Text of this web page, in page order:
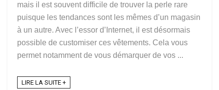
mais il est souvent difficile de trouver la perle rare
puisque les tendances sont les mêmes d’un magasin
à un autre. Avec l’essor d’Internet, il est désormais
possible de customiser ces vêtements. Cela vous
permet notamment de vous démarquer de vos ...
LIRE LA SUITE +